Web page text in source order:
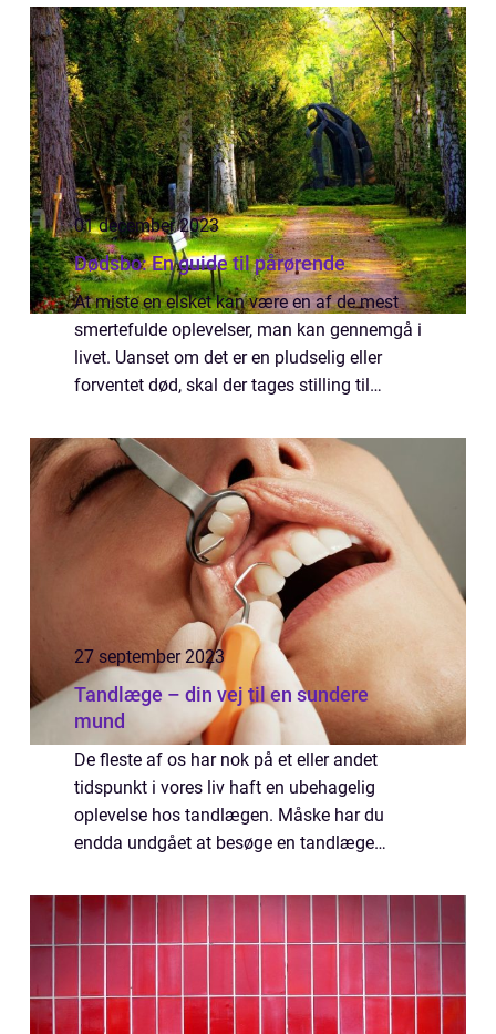
01 december 2023
Dødsbo: En guide til pårørende
At miste en elsket kan være en af de mest
smertefulde oplevelser, man kan gennemgå i
livet. Uanset om det er en pludselig eller
forventet død, skal der tages stilling til
være svært at navigere i. Et af disse spø...
27 september 2023
Tandlæge – din vej til en sundere
mund
De fleste af os har nok på et eller andet
tidspunkt i vores liv haft en ubehagelig
oplevelse hos tandlægen. Måske har du
endda undgået at besøge en tandlæge
ikke vi...